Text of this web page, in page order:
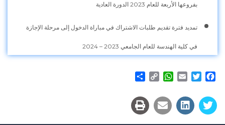
بفروعها الأربعة للعام 2023 الدورة العادية
تمديد فترة تقديم طلبات الاشتراك في مباراة الدخول إلى مرحلة الإجازة
في كلية الهندسة للعام الجامعي 2023 – 2024
Facebook
Twitter
Email
WhatsApp
Copy